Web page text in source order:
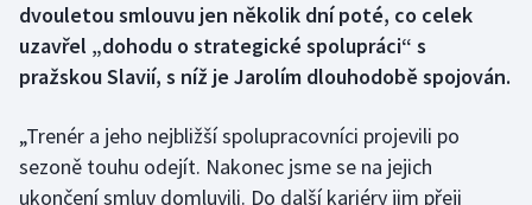
Dostihy
Futsal
dvouletou smlouvu jen několik dní poté, co celek
uzavřel „dohodu o strategické spolupráci“ s
pražskou Slavií, s níž je Jarolím dlouhodobě spojován.
„Trenér a jeho nejbližší spolupracovníci projevili po
sezoně touhu odejít. Nakonec jsme se na jejich
ukončení smluv domluvili. Do další kariéry jim přeji